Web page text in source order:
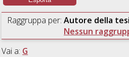
Raggruppa per: Autore della tesi
Nessun
Vai a: G